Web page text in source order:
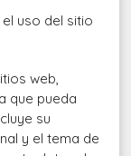
uso del sitio
web,
que pueda
su
y el tema de